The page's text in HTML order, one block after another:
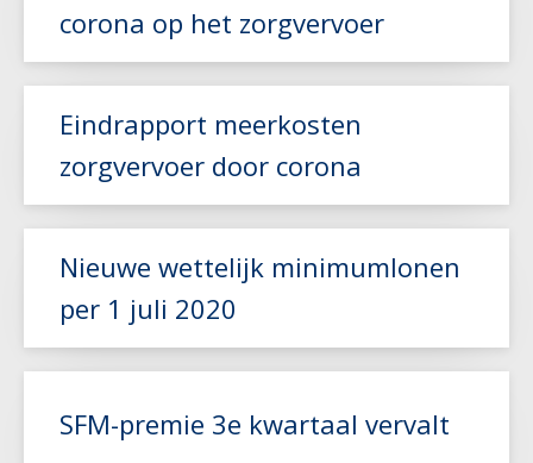
Lees meer
corona op het zorgvervoer
Lees meer
Eindrapport meerkosten
zorgvervoer door corona
Lees meer
Nieuwe wettelijk minimumlonen
per 1 juli 2020
SFM-premie 3e kwartaal vervalt